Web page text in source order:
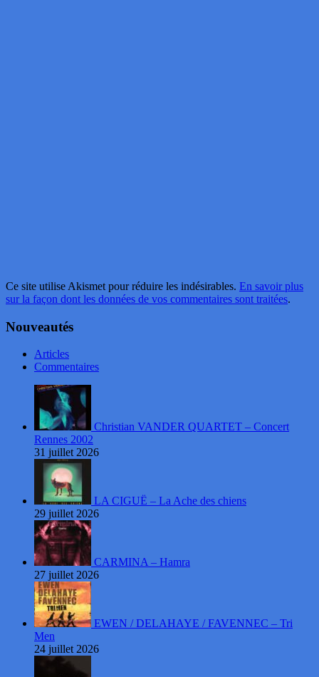
Ce site utilise Akismet pour réduire les indésirables. En savoir plus
sur la façon dont les données de vos commentaires sont traitées.
Nouveautés
Articles
Commentaires
Christian VANDER QUARTET – Concert
Rennes 2002
31 juillet 2026
LA CIGUË – La Ache des chiens
29 juillet 2026
CARMINA – Hamra
27 juillet 2026
EWEN / DELAHAYE / FAVENNEC – Tri
Men
24 juillet 2026